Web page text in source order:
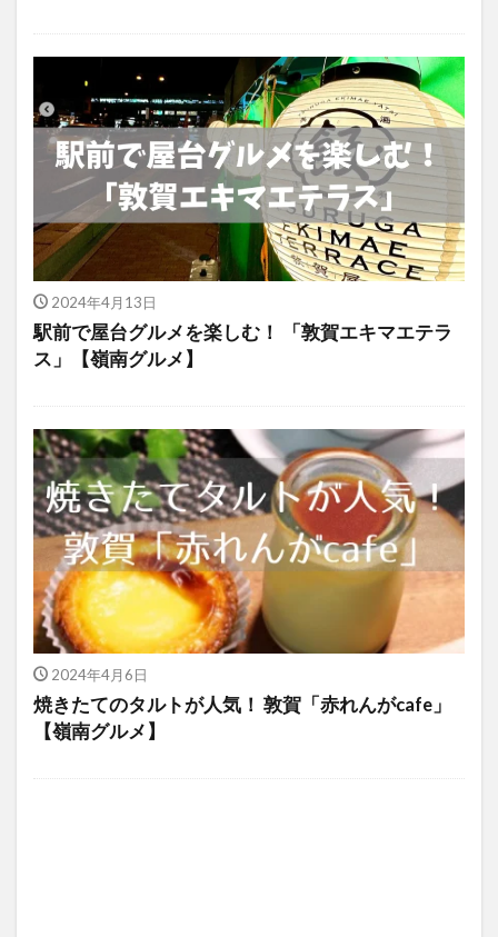
2024年4月13日
駅前で屋台グルメを楽しむ！ 「敦賀エキマエテラ
ス」【嶺南グルメ】
2024年4月6日
焼きたてのタルトが人気！ 敦賀「赤れんがcafe」
【嶺南グルメ】